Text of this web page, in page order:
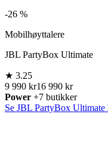
-26 %
Mobilhøyttalere
JBL PartyBox Ultimate
★ 3.25
9 990 kr16 990 kr
Power +7 butikker
Se JBL PartyBox Ultimate